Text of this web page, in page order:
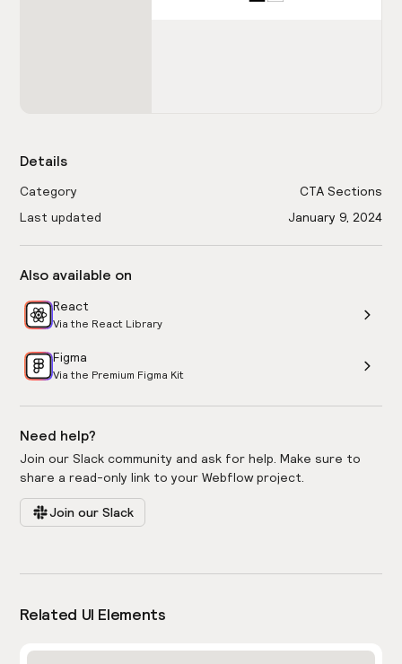
Details
Category
CTA Sections
Last updated
January 9, 2024
Also available on
React
Via the React Library
Figma
Via the Premium Figma Kit
Need help?
Join our Slack community and ask for help. Make sure to
share a read-only link to your Webflow project.
Join our Slack
Related UI Elements